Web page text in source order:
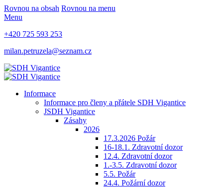
Rovnou na obsah Rovnou na menu
Menu
+420 725 593 253
milan.petruzela@seznam.cz
Informace
Informace pro členy a přátele SDH Vigantice
JSDH Vigantice
Zásahy
2026
17.3.2026 Požár
16-18.1. Zdravotní dozor
12.4. Zdravotní dozor
1.-3.5. Zdravotní dozor
5.5. Požár
24.4. Požární dozor